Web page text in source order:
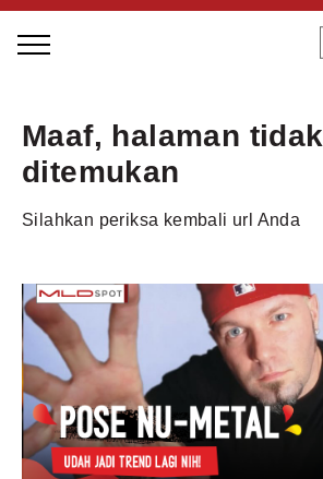
LOCAL GREATNESS
INSPIRING PRODUCTS
INSPIRING COMMUNITIES
TRENDING
EVENTS
MLDPODCAST
VIDEOS
Maaf, halaman tidak
ditemukan
Silahkan periksa kembali url Anda